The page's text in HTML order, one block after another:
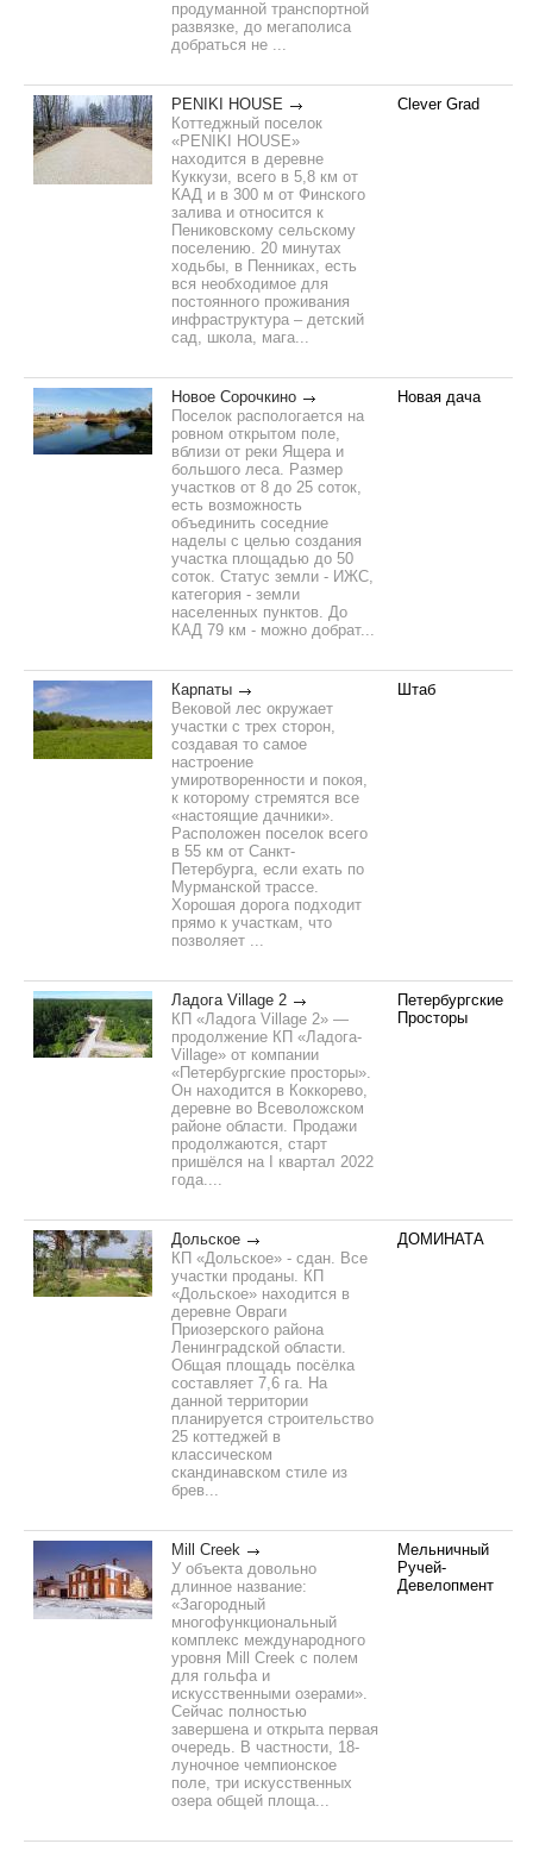
продуманной транспортной
развязке, до мегаполиса
добраться не ...
PENIKI HOUSE
Коттеджный поселок
«PENIKI HOUSE»
находится в деревне
Куккузи, всего в 5,8 км от
КАД и в 300 м от Финского
залива и относится к
Пениковскому сельскому
поселению. 20 минутах
ходьбы, в Пенниках, есть
вся необходимое для
постоянного проживания
инфраструктура – детский
сад, школа, мага...
Clever Grad
Новое Сорочкино
Поселок распологается на
ровном открытом поле,
вблизи от реки Ящера и
большого леса. Размер
участков от 8 до 25 соток,
есть возможность
объединить соседние
наделы с целью создания
участка площадью до 50
соток. Статус земли - ИЖС,
категория - земли
населенных пунктов. До
КАД 79 км - можно добрат...
Новая дача
Карпаты
Вековой лес окружает
участки с трех сторон,
создавая то самое
настроение
умиротворенности и покоя,
к которому стремятся все
«настоящие дачники».
Расположен поселок всего
в 55 км от Санкт-
Петербурга, если ехать по
Мурманской трассе.
Хорошая дорога подходит
прямо к участкам, что
позволяет ...
Штаб
Ладога Village 2
КП «Ладога Village 2» —
продолжение КП «Ладога-
Village» от компании
«Петербургские просторы».
Он находится в Коккорево,
деревне во Всеволожском
районе области. Продажи
продолжаются, старт
пришёлся на I квартал 2022
года....
Петербургские
Просторы
Дольское
КП «Дольское» - сдан. Все
участки проданы. КП
«Дольское» находится в
деревне Овраги
Приозерского района
Ленинградской области.
Общая площадь посёлка
составляет 7,6 га. На
данной территории
планируется строительство
25 коттеджей в
классическом
скандинавском стиле из
брев...
ДОМИНАТА
Mill Creek
У объекта довольно
длинное название:
«Загородный
многофункциональный
комплекс международного
уровня Mill Creek с полем
для гольфа и
искусственными озерами».
Сейчас полностью
завершена и открыта первая
очередь. В частности, 18-
луночное чемпионское
поле, три искусственных
озера общей площа...
Мельничный
Ручей-
Девелопмент